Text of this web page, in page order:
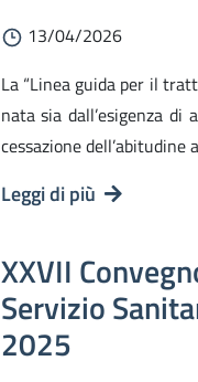
13/04/2026
La “Linea guida per il
nata sia dall’esigenza di
cessazione dell’abitudine
Leggi di più
XXVII
Servizio
2025